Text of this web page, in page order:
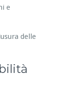
e
delle